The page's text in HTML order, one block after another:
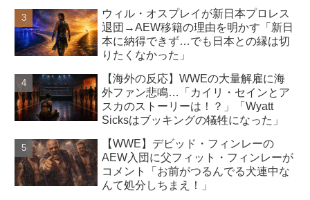
ウィル・オスプレイが新日本プロレス
退団→AEW移籍の理由を明かす「新日
本に納得できず…でも日本との縁は切
りたくなかった」
【海外の反応】WWEの大量解雇に海
外ファン悲鳴…「カイリ・セインとア
スカのストーリーは！？」「Wyatt
Sicksはブッキングの犠牲になった」
【WWE】デビッド・フィンレーの
AEW入団に父フィット・フィンレーが
コメント「お前がつるんでる犬連中な
んて処分しちまえ！」